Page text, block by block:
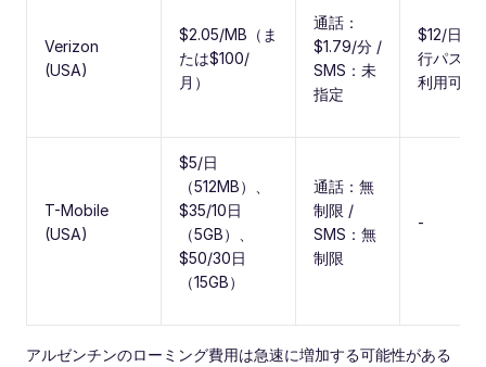
Verizon
(USA)
$2.05/MB（ま
たは$100/
月）
通話：
$1.79/分 /
SMS：未
指定
$12/日旅
行パスが
利用可能
T-Mobile
(USA)
$5/日
（512MB）、
$35/10日
（5GB）、
$50/30日
（15GB）
通話：無
制限 /
SMS：無
制限
-
アルゼンチンのローミング費用は急速に増加する可能性がある